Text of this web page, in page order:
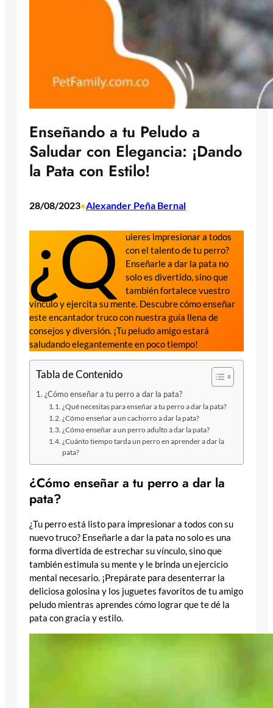
Enseñando a tu Peludo a
Saludar con Elegancia: ¡Dando
la Pata con Estilo!
28/08/2023•Alexander Peña Bernal
¿Q
uieres impresionar a todos
con el talento de tu perro?
Enseñarle a dar la pata no
solo es divertido, sino que
también fortalece vuestro
vínculo y ejercita su mente. Descubre cómo enseñar
este encantador truco con nuestra guía llena de
consejos y diversión. ¡Tu peludo amigo estará
saludando elegantemente en poco tiempo!
Tabla de Contenido
¿Cómo enseñar a tu perro a dar la pata?
¿Qué necesitas para enseñar a tu perro a dar la pata?
¿Cómo enseñar a un cachorro a dar la pata?
¿Cómo enseñar a un perro adulto a dar la pata?
¿Cuánto tiempo tarda un perro en aprender a dar la
pata?
¿Cómo enseñar a tu perro a dar la
pata?
¿Tu perro está listo para impresionar a todos con su
nuevo truco? Enseñarle a dar la pata no solo es una
forma divertida de estrechar su vínculo, sino que
también estimula su mente y le brinda un ejercicio
mental necesario. ¡Prepárate para desenterrar la
deliciosa golosina y los juguetes favoritos de tu amigo
peludo mientras aprendes cómo lograr que te dé la
pata con gracia y estilo.